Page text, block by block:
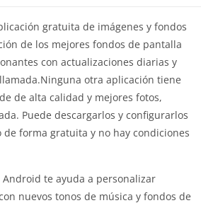
gratuita de imágenes y fondos
de los mejores fondos de pantalla
con actualizaciones diarias y
otra aplicación tiene
de alta calidad y mejores fotos,
Puede descargarlos y configurarlos
forma gratuita y no hay condiciones
te ayuda a personalizar
nuevos tonos de música y fondos de